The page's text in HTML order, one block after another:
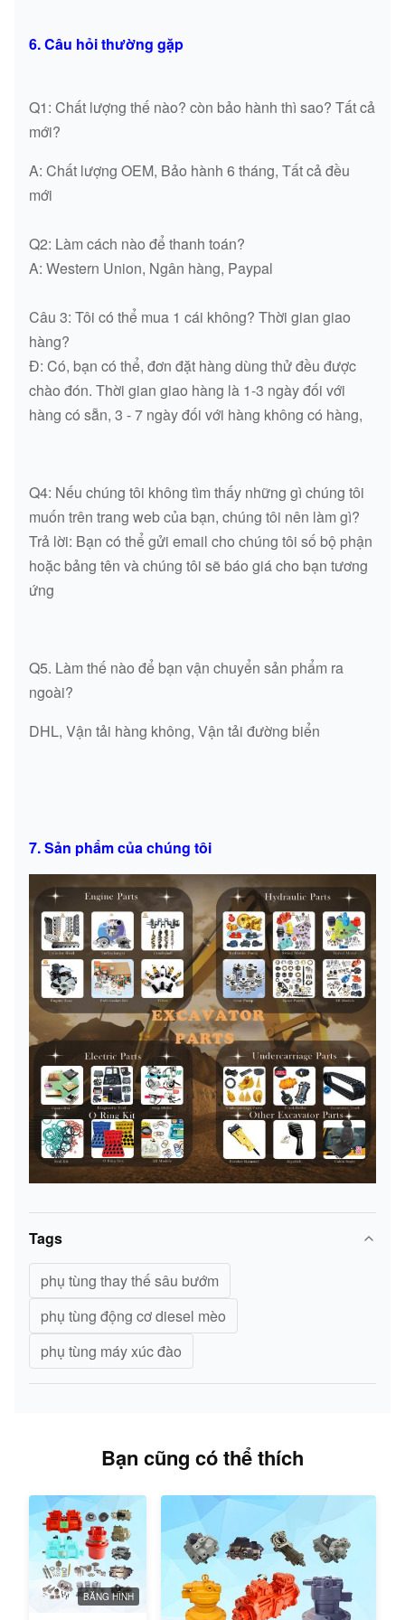
6. Câu hỏi thường gặp
Q1: Chất lượng thế nào? còn bảo hành thì sao? Tất cả
mới?
A: Chất lượng OEM, Bảo hành 6 tháng, Tất cả đều
mới
Q2: Làm cách nào để thanh toán?
A: Western Union, Ngân hàng, Paypal
Câu 3: Tôi có thể mua 1 cái không? Thời gian giao
hàng?
Đ: Có, bạn có thể, đơn đặt hàng dùng thử đều được
chào đón. Thời gian giao hàng là 1-3 ngày đối với
hàng có sẵn, 3 - 7 ngày đối với hàng không có hàng,
Q4: Nếu chúng tôi không tìm thấy những gì chúng tôi
muốn trên trang web của bạn, chúng tôi nên làm gì?
Trả lời: Bạn có thể gửi email cho chúng tôi số bộ phận
hoặc bảng tên và chúng tôi sẽ báo giá cho bạn tương
ứng
Q5. Làm thế nào để bạn vận chuyển sản phẩm ra
ngoài?
DHL, Vận tải hàng không, Vận tải đường biển
7. Sản phẩm của chúng tôi
Tags
phụ tùng thay thế sâu bướm
phụ tùng động cơ diesel mèo
phụ tùng máy xúc đào
Bạn cũng có thể thích
BĂNG HÌNH